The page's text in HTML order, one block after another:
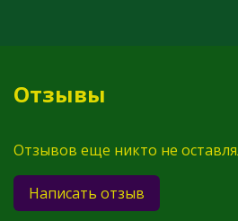
Отзывы
Отзывов еще никто не
Написать отзыв